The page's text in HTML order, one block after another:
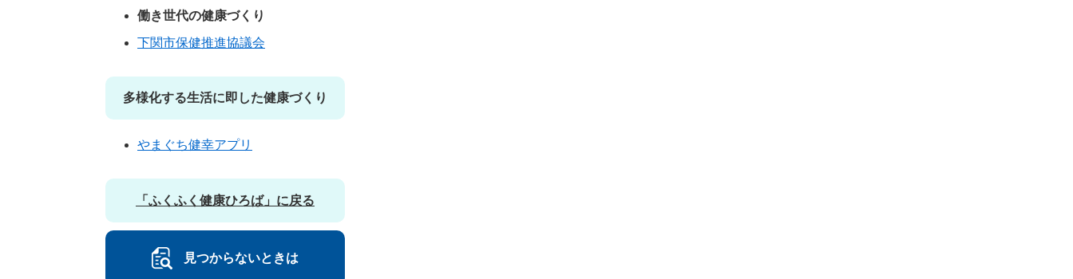
働き世代の健康づくり
下関市保健推進協議会
多様化する生活に即した健康づくり
やまぐち健幸アプリ
「ふくふく健康ひろば」に戻る
見つからないときは